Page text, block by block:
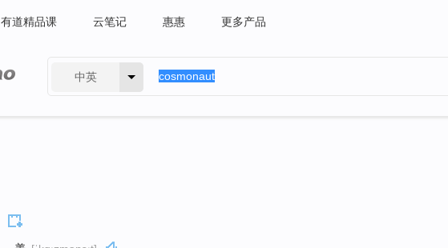
有道精品课 云笔记 惠惠 更多产品
中英